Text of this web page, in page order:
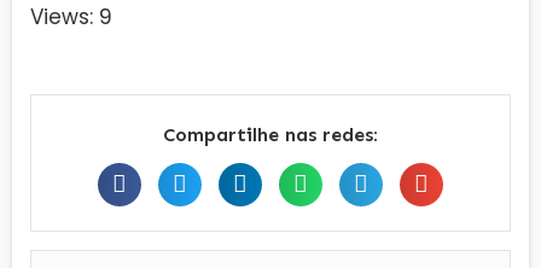
Views: 9
Compartilhe nas redes: